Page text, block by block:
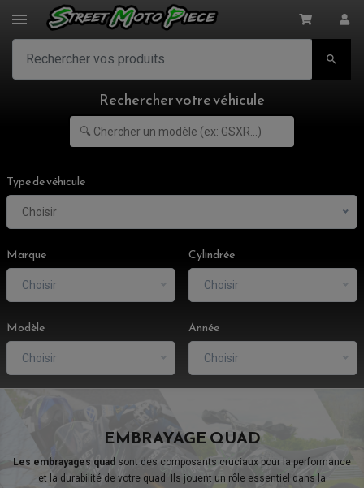

Rechercher votre véhicule
Type de véhicule
Choisir
Marque
Choisir
Cylindrée
Choisir
Modèle
Choisir
Année
Choisir
EMBRAYAGE QUAD
Les embrayages quad sont des composants cruciaux pour la performance
et la durabilité de votre quad. Ils jouent un rôle essentiel dans la